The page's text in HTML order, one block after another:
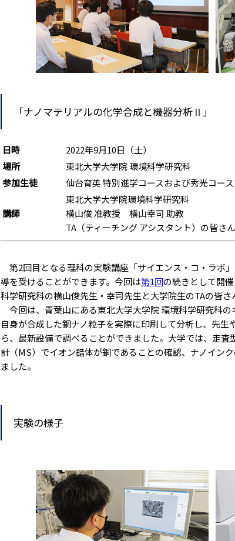
「ナノマテリアルの化学合成と機器分析Ⅱ」
日時
2022年9月10日（土）
場所
東北大学大学院 環境科学研究科
参加生徒
仙台育英 特別進学コースおよび秀光コース
講師
東北大学大学院環境科学研究科
横山俊 准教授 横山幸司 助教
TA（ティーチング アシスタント）の皆さん
第2回目となる理科の実験講座「サイエンス・コ・ラボ
導を受けることができます。今回は第1回の続きとして開
科学研究科の横山俊先生・幸司先生と大学院生のTAの皆さ
今回は、青葉山にある東北大学大学院 環境科学研究科
自身が合成した銅ナノ粒子を実際に印刷して分析し、先
ら、最新設備で調べることができました。大学では、走
計（MS）でイオン錯体が銅であることの確認、ナノイン
ました。
実験の様子